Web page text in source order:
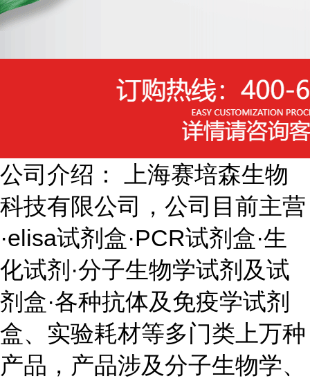
公司介绍： 上海赛培森生物
科技有限公司，公司目前主营
·elisa试剂盒·PCR试剂盒·生
化试剂·分子生物学试剂及试
剂盒·各种抗体及免疫学试剂
盒、实验耗材等多门类上万种
产品，产品涉及分子生物学、